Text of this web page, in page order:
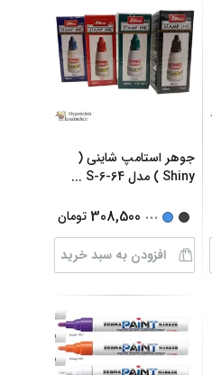
جوهر استامپ شاینی (
Shiny ) مدل 64-S-6
...
...
308,500تومان
افزودن به سبد خرید